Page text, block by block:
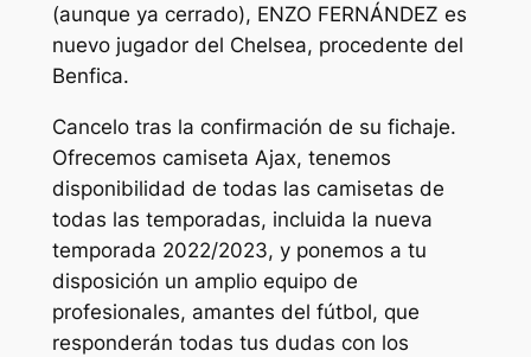
(aunque ya cerrado), ENZO FERNÁNDEZ es
nuevo jugador del Chelsea, procedente del
Benfica.
Cancelo tras la confirmación de su fichaje.
Ofrecemos camiseta Ajax, tenemos
disponibilidad de todas las camisetas de
todas las temporadas, incluida la nueva
temporada 2022/2023, y ponemos a tu
disposición un amplio equipo de
profesionales, amantes del fútbol, que
responderán todas tus dudas con los